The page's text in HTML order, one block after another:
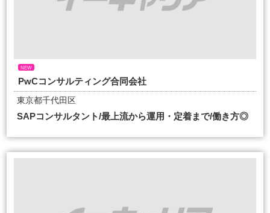
NEW
PwCコンサルティング合同会社
東京都千代田区
SAPコンサルタント/最上流から運用・定着まで/働き方◎